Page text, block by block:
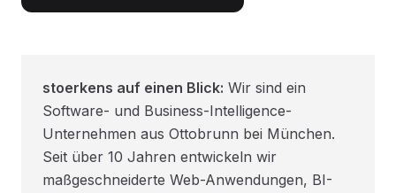
stoerkens auf einen Blick: Wir sind ein
Software- und Business-Intelligence-
Unternehmen aus Ottobrunn bei München.
Seit über 10 Jahren entwickeln wir
maßgeschneiderte Web-Anwendungen, BI-